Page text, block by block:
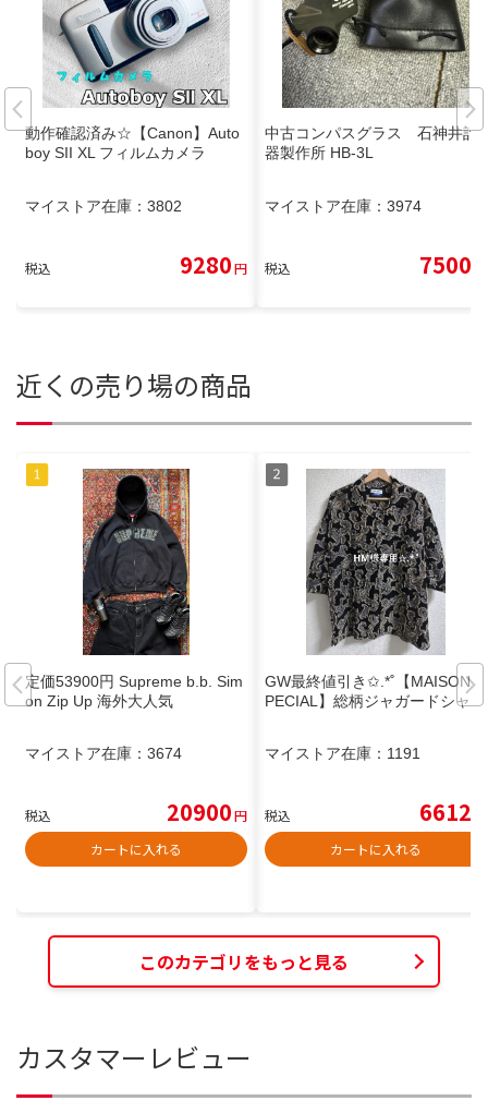
動作確認済み☆【Canon】Auto
boy SII XL フィルムカメラ
マイストア在庫： 3802
税込 9280円
中古コンパスグラス 石神井計
器製作所 HB-3L
マイストア在庫： 3974
税込 7500
近くの売り場の商品
定価53900円 Supreme b.b. Sim
on Zip Up 海外大人気
マイストア在庫： 3674
税込 20900円
カートに入れる
GW最終値引き✩.*˚【MAISONS
PECIAL】総柄ジャガードシャツ
マイストア在庫： 1191
税込 6612
カートに入れる
このカテゴリをもっと見る
カスタマーレビュー